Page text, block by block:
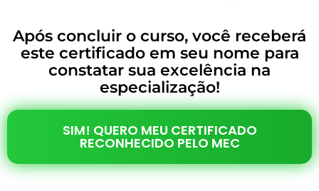
Após concluir o curso, você receberá
este certificado em seu nome para
constatar sua excelência na
especialização!
SIM! QUERO MEU CERTIFICADO
RECONHECIDO PELO MEC